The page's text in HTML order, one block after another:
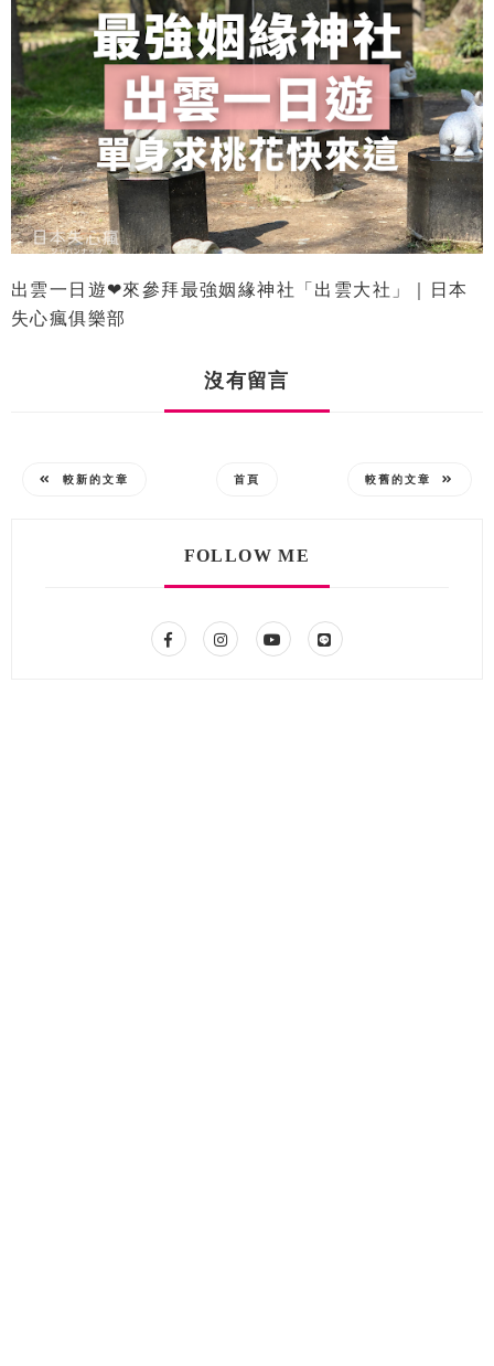
出雲一日遊❤來參拜最強姻緣神社「出雲大社」｜日本
失心瘋俱樂部
沒有留言
較新的文章 首頁 較舊的文章
FOLLOW ME